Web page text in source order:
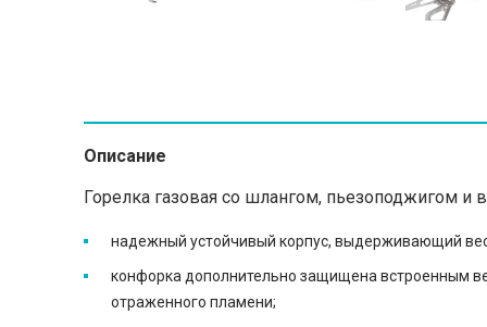
Описание
Горелка газовая со шлангом, пьезоподжигом и
надежный устойчивый корпус, выдерживающий
конфорка дополнительно защищена встроенным
отраженного пламени;